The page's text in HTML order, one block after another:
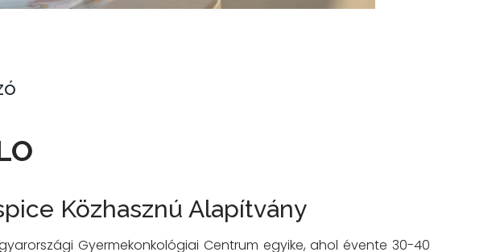
Közhasznú Alapítvány
Gyermekonkológiai Centrum egyike, ahol évente 30-40